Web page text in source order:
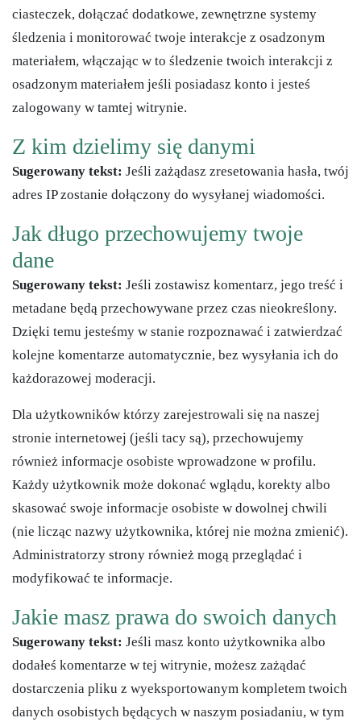
ciasteczek, dołączać dodatkowe, zewnętrzne systemy
śledzenia i monitorować twoje interakcje z osadzonym
materiałem, włączając w to śledzenie twoich interakcji z
osadzonym materiałem jeśli posiadasz konto i jesteś
zalogowany w tamtej witrynie.
Z kim dzielimy się danymi
Sugerowany tekst: Jeśli zażądasz zresetowania hasła, twój
adres IP zostanie dołączony do wysyłanej wiadomości.
Jak długo przechowujemy twoje
dane
Sugerowany tekst: Jeśli zostawisz komentarz, jego treść i
metadane będą przechowywane przez czas nieokreślony.
Dzięki temu jesteśmy w stanie rozpoznawać i zatwierdzać
kolejne komentarze automatycznie, bez wysyłania ich do
każdorazowej moderacji.
Dla użytkowników którzy zarejestrowali się na naszej
stronie internetowej (jeśli tacy są), przechowujemy
również informacje osobiste wprowadzone w profilu.
Każdy użytkownik może dokonać wglądu, korekty albo
skasować swoje informacje osobiste w dowolnej chwili
(nie licząc nazwy użytkownika, której nie można zmienić).
Administratorzy strony również mogą przeglądać i
modyfikować te informacje.
Jakie masz prawa do swoich danych
Sugerowany tekst: Jeśli masz konto użytkownika albo
dodałeś komentarze w tej witrynie, możesz zażądać
dostarczenia pliku z wyeksportowanym kompletem twoich
danych osobistych będących w naszym posiadaniu, w tym